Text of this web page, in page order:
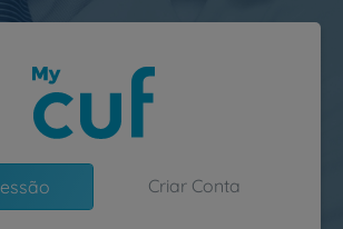
principal
Criar Conta